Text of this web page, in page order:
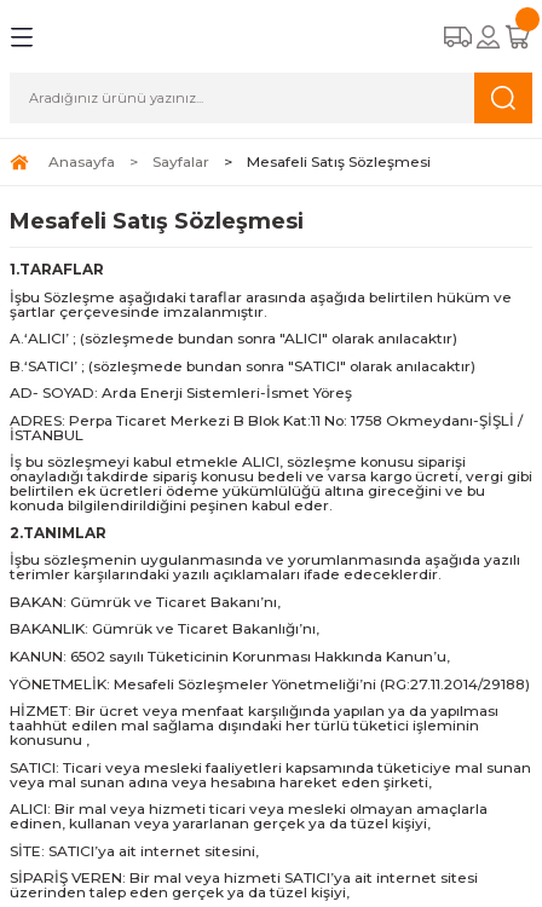
KASET TİPİ FAN COİLLER
FAN COİLLER
FAN COİLLER
COİLLER
KAZANLAR
APAREYLERİ
APAREYLERİ
APAREYLERİ
Anasayfa Sayfalar Mesafeli Satış Sözleşmesi
Mesafeli Satış Sözleşmesi
1.TARAFLAR
İşbu Sözleşme aşağıdaki taraflar arasında aşağıda belirtilen hüküm ve
şartlar çerçevesinde imzalanmıştır.
A.‘ALICI’ ; (sözleşmede bundan sonra "ALICI" olarak anılacaktır)
B.‘SATICI’ ; (sözleşmede bundan sonra "SATICI" olarak anılacaktır)
AD- SOYAD: Arda Enerji Sistemleri-İsmet Yöreş
ADRES: Perpa Ticaret Merkezi B Blok Kat:11 No: 1758 Okmeydanı-ŞİŞLİ /
İSTANBUL
İş bu sözleşmeyi kabul etmekle ALICI, sözleşme konusu siparişi
onayladığı takdirde sipariş konusu bedeli ve varsa kargo ücreti, vergi gibi
belirtilen ek ücretleri ödeme yükümlülüğü altına gireceğini ve bu
konuda bilgilendirildiğini peşinen kabul eder.
2.TANIMLAR
İşbu sözleşmenin uygulanmasında ve yorumlanmasında aşağıda yazılı
terimler karşılarındaki yazılı açıklamaları ifade edeceklerdir.
BAKAN: Gümrük ve Ticaret Bakanı’nı,
BAKANLIK: Gümrük ve Ticaret Bakanlığı’nı,
KANUN: 6502 sayılı Tüketicinin Korunması Hakkında Kanun’u,
YÖNETMELİK: Mesafeli Sözleşmeler Yönetmeliği’ni (RG:27.11.2014/29188)
HİZMET: Bir ücret veya menfaat karşılığında yapılan ya da yapılması
taahhüt edilen mal sağlama dışındaki her türlü tüketici işleminin
konusunu ,
SATICI: Ticari veya mesleki faaliyetleri kapsamında tüketiciye mal sunan
veya mal sunan adına veya hesabına hareket eden şirketi,
ALICI: Bir mal veya hizmeti ticari veya mesleki olmayan amaçlarla
edinen, kullanan veya yararlanan gerçek ya da tüzel kişiyi,
SİTE: SATICI’ya ait internet sitesini,
SİPARİŞ VEREN: Bir mal veya hizmeti SATICI’ya ait internet sitesi
üzerinden talep eden gerçek ya da tüzel kişiyi,